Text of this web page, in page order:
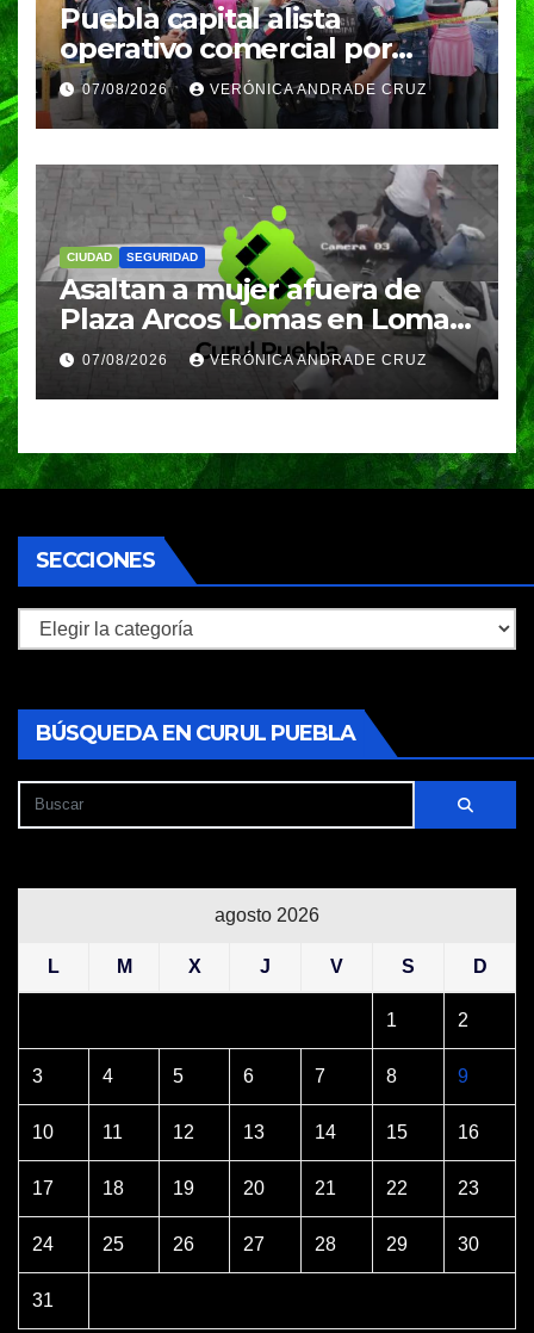
Puebla capital alista
operativo comercial por
fiestas patrias y regreso a
clases
07/08/2026 VERÓNICA ANDRADE CRUZ
CIUDAD SEGURIDAD
Asaltan a mujer afuera de
Plaza Arcos Lomas en Lomas
de Angelópolis; delincuentes
huyeron en auto
07/08/2026 VERÓNICA ANDRADE CRUZ
SECCIONES
Secciones
BÚSQUEDA EN CURUL PUEBLA
agosto 2026
L M X J V S D
1 2
3 4 5 6 7 8 9
10 11 12 13 14 15 16
17 18 19 20 21 22 23
24 25 26 27 28 29 30
31